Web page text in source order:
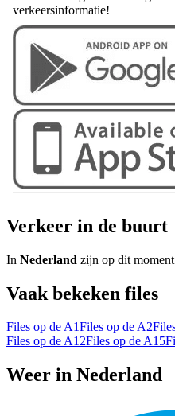
verkeersinformatie!
Verkeer in de buurt
In Nederland zijn op dit moment
Vaak bekeken files
Files op de A1Files op de A2
Files op de A12Files op de A15
Weer in Nederland